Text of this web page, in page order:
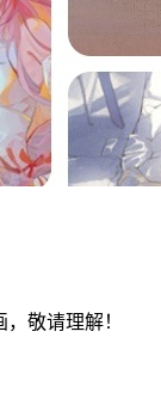
敬请理解！